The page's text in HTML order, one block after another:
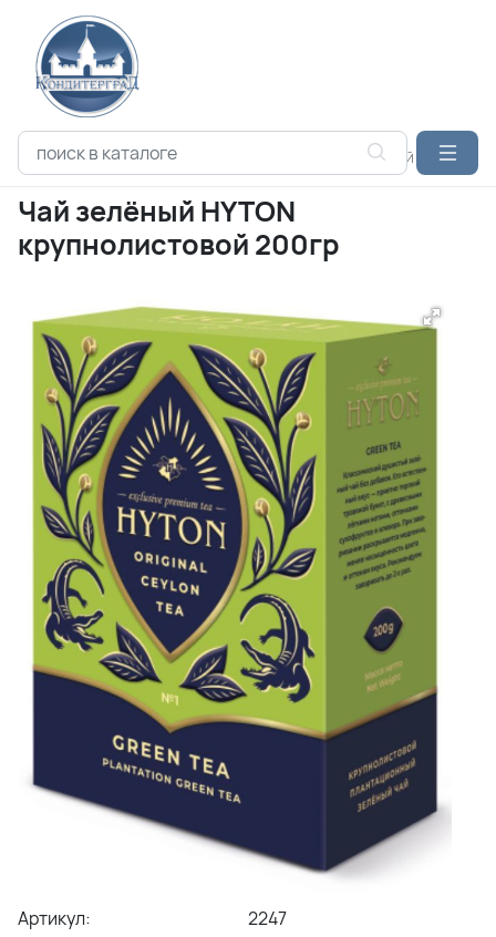
Каталог продукции Чай зелёный HYTON
Чай зелёный HYTON
крупнолистовой 200гр
Артикул: 2247